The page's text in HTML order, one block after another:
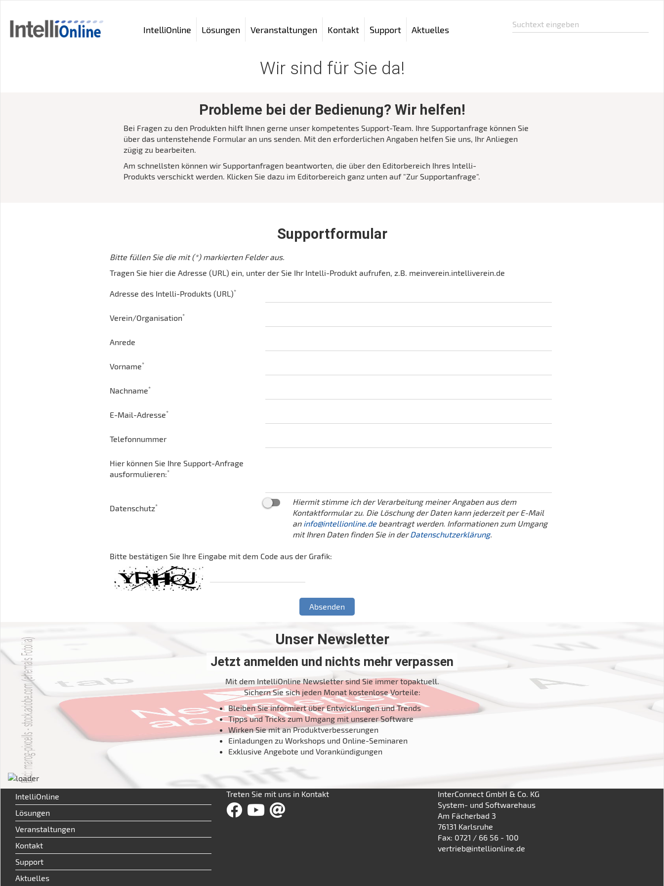
IntelliOnline Lösungen Veranstaltungen Kontakt Support Aktuelles
Wir sind für Sie da!
Probleme bei der Bedienung? Wir helfen!
Bei Fragen zu den Produkten hilft Ihnen gerne unser kompetentes Support-Team. Ihre Supportanfrage können Sie
über das untenstehende Formular an uns senden. Mit den erforderlichen Angaben helfen Sie uns, Ihr Anliegen
zügig zu bearbeiten.
Am schnellsten können wir Supportanfragen beantworten, die über den Editorbereich Ihres Intelli-
Produkts verschickt werden. Klicken Sie dazu im Editorbereich ganz unten auf "Zur Supportanfrage".
Supportformular
Bitte füllen Sie die mit (*) markierten Felder aus.
Tragen Sie hier die Adresse (URL) ein, unter der Sie Ihr Intelli-Produkt aufrufen, z.B. meinverein.intelliverein.de
Adresse des Intelli-Produkts (URL)*
Verein/Organisation*
Anrede
Vorname*
Nachname*
E-Mail-Adresse*
Telefonnummer
Hier können Sie Ihre Support-Anfrage
ausformulieren:*
Datenschutz*
Hiermit stimme ich der Verarbeitung meiner Angaben aus dem
Kontaktformular zu. Die Löschung der Daten kann jederzeit per E-Mail
an info@intellionline.debeantragt werden. Informationen zum Umgang
mit Ihren Daten finden Sie in der Datenschutzerklärung.
Bitte bestätigen Sie Ihre Eingabe mit dem Code aus der Grafik:
Unser Newsletter
Jetzt anmelden und nichts mehr verpassen
Mit dem IntelliOnline Newsletter sind Sie immer topaktuell.
Sichern Sie sich jeden Monat kostenlose Vorteile:
Bleiben Sie informiert über Entwicklungen und Trends
Tipps und Tricks zum Umgang mit unserer Software
Wirken Sie mit an Produktverbesserungen
Einladungen zu Workshops und Online-Seminaren
Exklusive Angebote und Vorankündigungen
IntelliOnline
Lösungen
Veranstaltungen
Kontakt
Support
Aktuelles
Treten Sie mit uns in Kontakt
InterConnect GmbH & Co. KG
System- und Softwarehaus
Am Fächerbad 3
76131 Karlsruhe
Fax: 0721 / 66 56 - 100
vertrieb@intellionline.de